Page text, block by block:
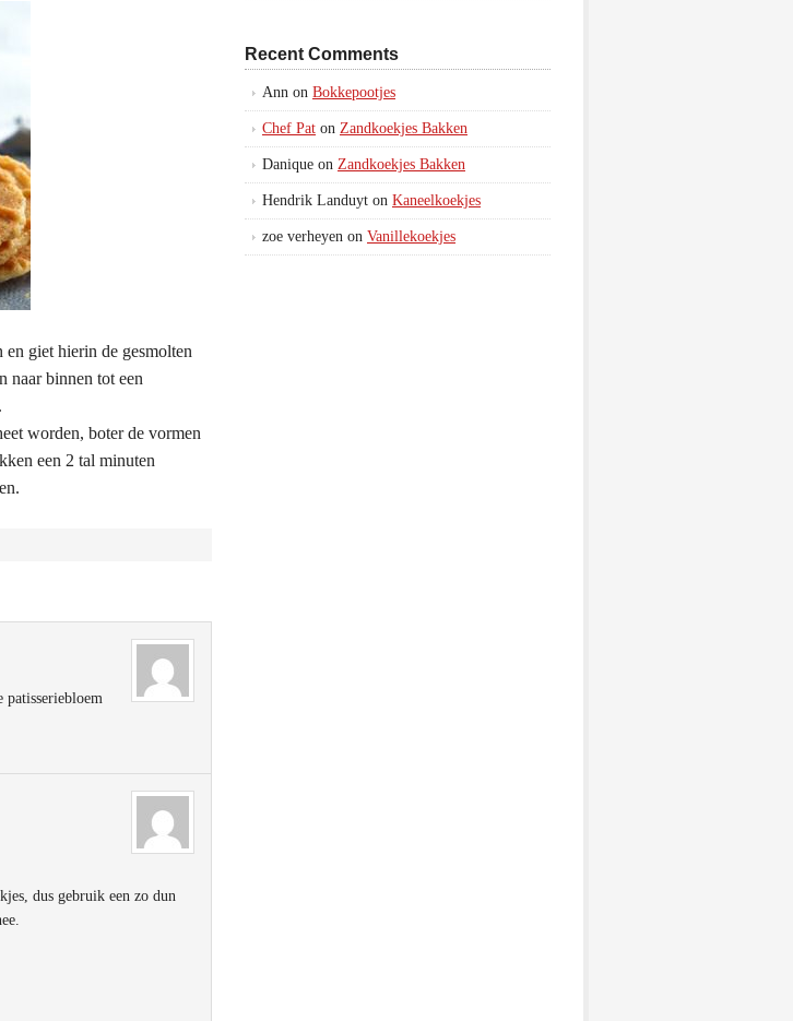
giet hierin de gesmolten
naar binnen tot een
worden, boter de vormen
een 2 tal minuten
dus gebruik een zo dun
Recent Comments
Ann on Bokkepootjes
Chef Pat on Zandkoekjes Bakken
Danique on Zandkoekjes Bakken
Hendrik Landuyt on Kaneelkoekjes
zoe verheyen on Vanillekoekjes